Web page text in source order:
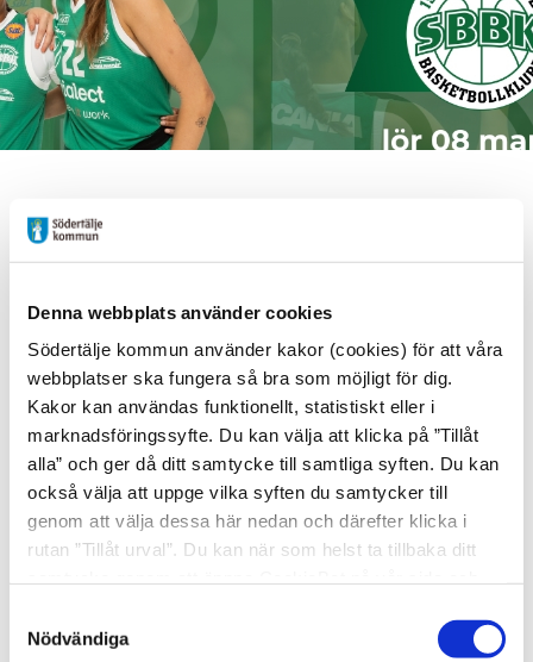
Denna webbplats använder cookies
Södertälje kommun använder kakor (cookies) för att våra
webbplatser ska fungera så bra som möjligt för dig.
Kakor kan användas funktionellt, statistiskt eller i
marknadsföringssyfte. Du kan välja att klicka på ”Tillåt
alla” och ger då ditt samtycke till samtliga syften. Du kan
också välja att uppge vilka syften du samtycker till
genom att välja dessa här nedan och därefter klicka i
rutan ”Tillåt urval”. Du kan när som helst ta tillbaka ditt
"Visa detaljer" kan du läsa om hur kakorna används och
Nödvändiga
Start
/ Aktuellt
Årets tjejmanifestation med SBBK damlag och
Årets tjejmanifestation med SBBK
damlag och Idrottsåret 2025 i
Södertälje
SBBK:s Damlag och elitspelare vill inspirera
flera tjejer att spela basket och skapa en
gemensam framtidstro. Årets tjejmanifestation
görs i samarbete med Idrottsåret 2025 i
Södertälje!